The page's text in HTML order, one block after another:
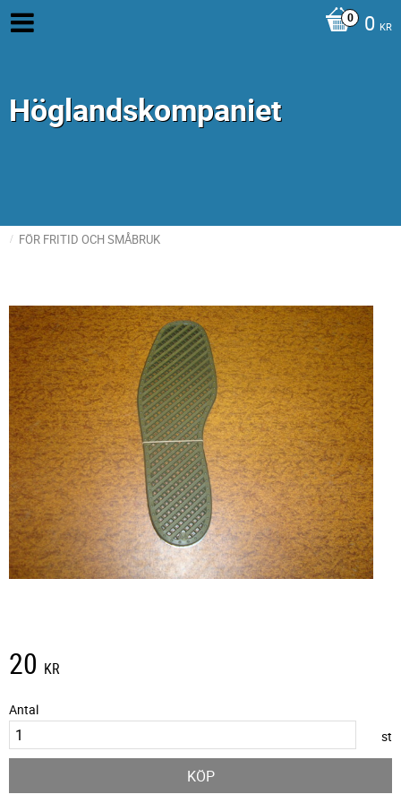
0 KR
Höglandskompaniet
FÖR FRITID OCH SMÅBRUK
20 KR
Antal
st
KÖP